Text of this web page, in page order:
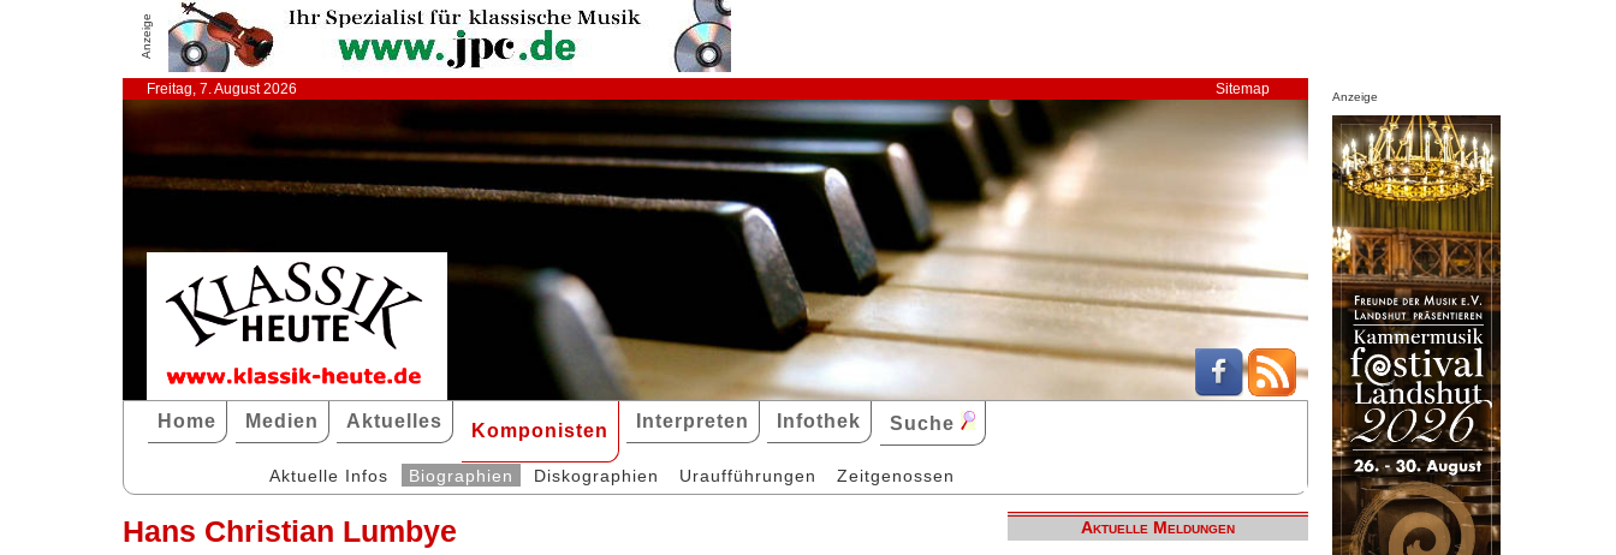
Anzeige
Freitag, 7. August 2026 Sitemap
Home Medien Aktuelles Komponisten Interpreten Infothek Suche
Aktuelle Infos Biographien Diskographien Uraufführungen Zeitgenossen
Hans Christian Lumbye Aktuelle Meldungen
Anzeige